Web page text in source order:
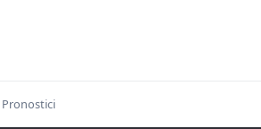
Pronostici